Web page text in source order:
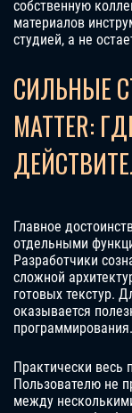
собственную
материалов
студией, а не
СИЛЬНЫЕ
MATTER:
Главное
отдельными
Разработчики
сложной
готовых текстур.
оказывается
программирования.
Практически весь
Пользователю не
между